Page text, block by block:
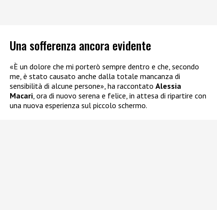
Una sofferenza ancora evidente
«È un dolore che mi porterò sempre dentro e che, secondo
me, è stato causato anche dalla totale mancanza di
sensibilità di alcune persone», ha raccontato Alessia
Macari , ora di nuovo serena e felice, in attesa di ripartire con
una nuova esperienza sul piccolo schermo.